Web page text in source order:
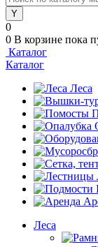
0
0 В корзине пока
Каталог
Каталог
Леса
Леса